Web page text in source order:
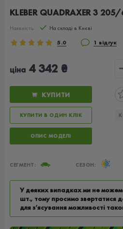
KLEBER QUADRAXER 3
Наявність:
На складі в Києві
5.0
1 відгук
ціна 4 342 ₴
КУПИТИ
КУПИТИ В ОДИН КЛІК
ОПИС МОДЕЛІ
СЕГМЕНТ: СЕЗОН:
У деяких випадках ми не
шт., тому просимо звертатися
для з’ясування можливості